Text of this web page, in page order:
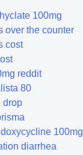
100mg
over the counter
cost
reddit
80
drop
100mg
diarrhea